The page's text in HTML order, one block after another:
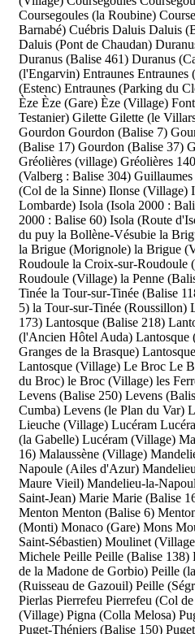
Coursegoules (la Roubine)
Barnabé) Cuébris Daluis Daluis
Daluis (Pont de Chaudan)
Duranus (Balise 461) Duranus
(l'Engarvin) Entraunes Entraunes
(Estenc) Entraunes (Parking du
Èze Èze (Gare) Èze (Village)
Testanier) Gilette Gilette (le
Gourdon Gourdon (Balise 7)
(Balise 17) Gourdon (Balise 37)
Gréolières (village) Gréolières
(Valberg : Balise 304)
(Col de la Sinne) Ilonse (Village)
Lombarde) Isola (Isola 2000 :
2000 : Balise 60) Isola (Route
du puy la Bollène-Vésubie la
la Brigue (Morignole) la Brigue
Roudoule la Croix-sur-Roudoule
Roudoule (Village) la Penne
Tinée la Tour-sur-Tinée (Balise
5) la Tour-sur-Tinée (Roussillon)
173) Lantosque (Balise 218)
(l'Ancien Hôtel Auda) Lantosque
Granges de la Brasque)
Lantosque (Village) Le Broc Le
du Broc) le Broc (Village) les
Levens (Balise 250) Levens
Cumba) Levens (le Plan du Var)
Lieuche (Village) Lucéram
(la Gabelle) Lucéram (Village)
16) Malaussène (Village)
Napoule (Ailes d'Azur)
Maure Vieil) Mandelieu-la-
Saint-Jean) Marie Marie (Balise
Menton Menton (Balise 6)
(Monti) Monaco (Gare) Mons
Saint-Sébastien) Moulinet
Michele Peille Peille (Balise 138)
de la Madone de Gorbio) Peille
(Ruisseau de Gazouil) Peille
Pierlas Pierrefeu Pierrefeu (Col
(Village) Pigna (Colla Melosa)
Puget-Théniers (Balise 150)